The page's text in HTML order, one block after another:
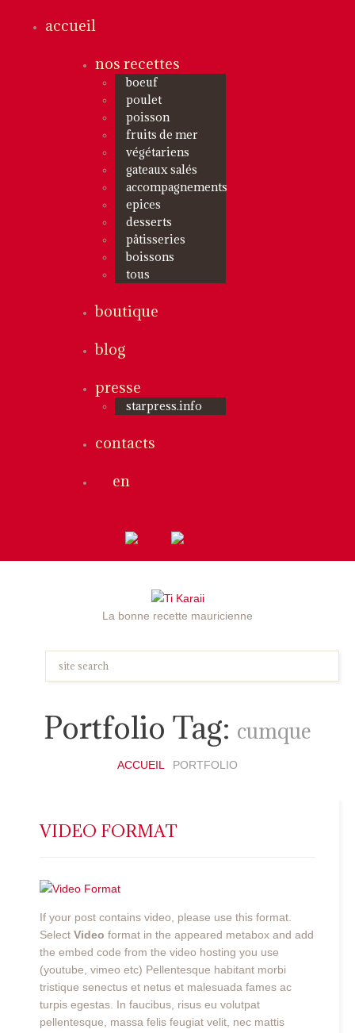
accueil
nos recettes
boeuf
poulet
poisson
fruits de mer
végétariens
gateaux salés
accompagnements
epices
desserts
pâtisseries
boissons
tous
boutique
blog
presse
starpress.info
contacts
en
La bonne recette mauricienne
Portfolio Tag: cumque
ACCUEIL PORTFOLIO
VIDEO FORMAT
If your post contains video, please use this format.
Select Video format in the appeared metabox and add
the embed code from the video hosting you use
(youtube, vimeo etc) Pellentesque habitant morbi
tristique senectus et netus et malesuada fames ac
turpis egestas. In faucibus, risus eu volutpat
pellentesque, massa felis feugiat velit, nec mattis